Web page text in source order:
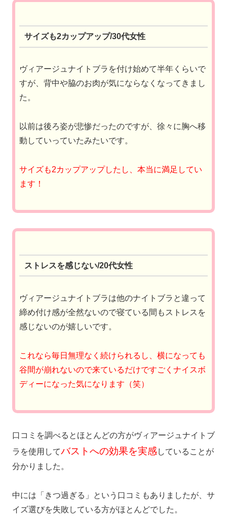
サイズも2カップアップ/30代女性
ヴィアージュナイトブラを付け始めて半年くらいで
すが、背中や脇のお肉が気にならなくなってきまし
た。
以前は後ろ姿が悲惨だったのですが、徐々に胸へ移
動していっていたみたいです。
サイズも2カップアップしたし、本当に満足してい
ます！
ストレスを感じない/20代女性
ヴィアージュナイトブラは他のナイトブラと違って
締め付け感が全然ないので寝ている間もストレスを
感じないのが嬉しいです。
これなら毎日無理なく続けられるし、横になっても
谷間が崩れないので来ているだけですごくナイスボ
ディーになった気になります（笑）
口コミを調べるとほとんどの方がヴィアージュナイトブ
ラを使用してバストへの効果を実感していることが
分かりました。
中には「きつ過ぎる」という口コミもありましたが、サ
イズ選びを失敗している方がほとんどでした。